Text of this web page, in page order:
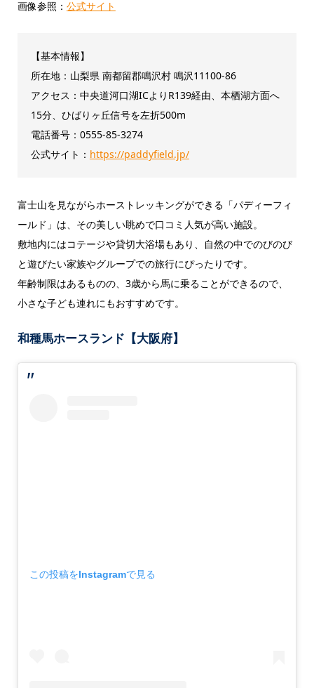
画像参照： 公式サイト
【基本情報】
所在地：山梨県 南都留郡鳴沢村 鳴沢11100-86
アクセス：中央道河口湖ICよりR139経由、本栖湖方面へ
15分、ひばりヶ丘信号を左折500m
電話番号：0555-85-3274
公式サイト： https://paddyfield.jp/
富士山を見ながらホーストレッキングができる「パディーフィ
ールド」は、その美しい眺めで口コミ人気が高い施設。
敷地内にはコテージや貸切大浴場もあり、自然の中でのびのび
と遊びたい家族やグループでの旅行にぴったりです。
年齢制限はあるものの、3歳から馬に乗ることができるので、
小さな子ども連れにもおすすめです。
和種馬ホースランド【大阪府】
この投稿をInstagramで見る